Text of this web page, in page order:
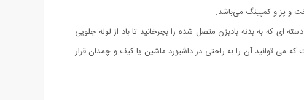
ای که به بدنه بادبزن متصل شده را بچرخانید تا باد از لوله جلویی
توانید آن را به راحتی در داشبورد ماشین یا کیف و چمدان قرار